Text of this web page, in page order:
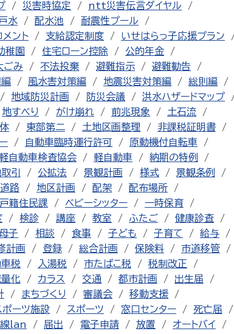
災害時協定
ntt災害伝言ダイヤル
水 配水池
耐震性プール
メント 支給認定制度
いせはらっ子応援プラン
稚園 住宅ローン控除
公的年金
ごみ 不法投棄 避難指示
避難勧告
風水害対策編 地震災害対策編
総則編
地域防災計画 防災会議
洪水ハザードマップ
地すべり がけ崩れ 前兆現象
土石流
東部第二 土地区画整理
非課税証明書
自動車臨時運行許可
原動機付自転車
軽自動車検査協会 軽自動車
納期の特例
引 公拡法 景観計画 様式
景観条例
路 地区計画 配架
配布場所
戸籍住民課 ベビーシッター
一時保育
検診 講座 教室 ふたご
健康診査
子 相談 食事 子ども 子育て
給与
計画 登録 総合計画 保険料
市道移管
税 入湯税 市たばこ税
税制改正
化 カラス 交通 都市計画
出生届
まちづくり 審議会
移動支援
ポーツ施設 スポーツ 窓口センター
死亡届
lan 届出 電子申請 放置
オートバイ